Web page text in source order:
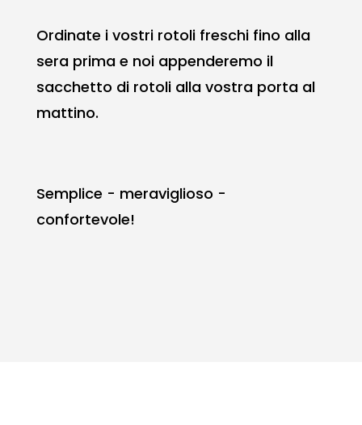
Ordinate i vostri rotoli freschi fino alla
sera prima e noi appenderemo il
sacchetto di rotoli alla vostra porta al
mattino.
Semplice - meraviglioso -
confortevole!